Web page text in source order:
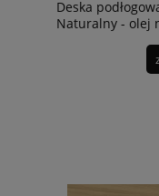
Deska
Naturalny - olej